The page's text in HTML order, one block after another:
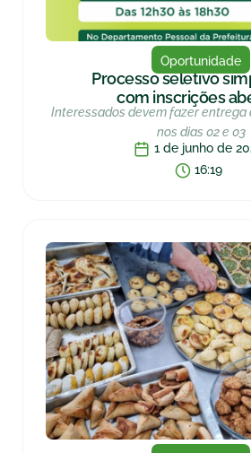
Oportunidade
Processo seletivo
com inscrições
Interessados devem fazer entrega
nos dias 02 e 03
1 de junho de
16:19